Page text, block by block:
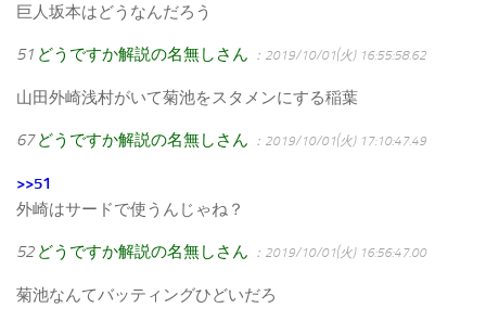
巨人坂本はどうなんだろう
51 どうですか解説の名無しさん ：2019/10/01(火) 16:55:58.62
山田外崎浅村がいて菊池をスタメンにする稲葉
67 どうですか解説の名無しさん ：2019/10/01(火) 17:10:47.49
>>51
外崎はサードで使うんじゃね？
52 どうですか解説の名無しさん ：2019/10/01(火) 16:56:47.00
菊池なんてバッティングひどいだろ